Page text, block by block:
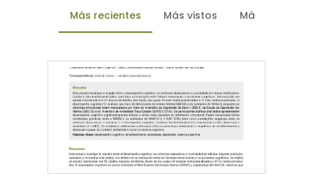
Más recientes Más vistos Más